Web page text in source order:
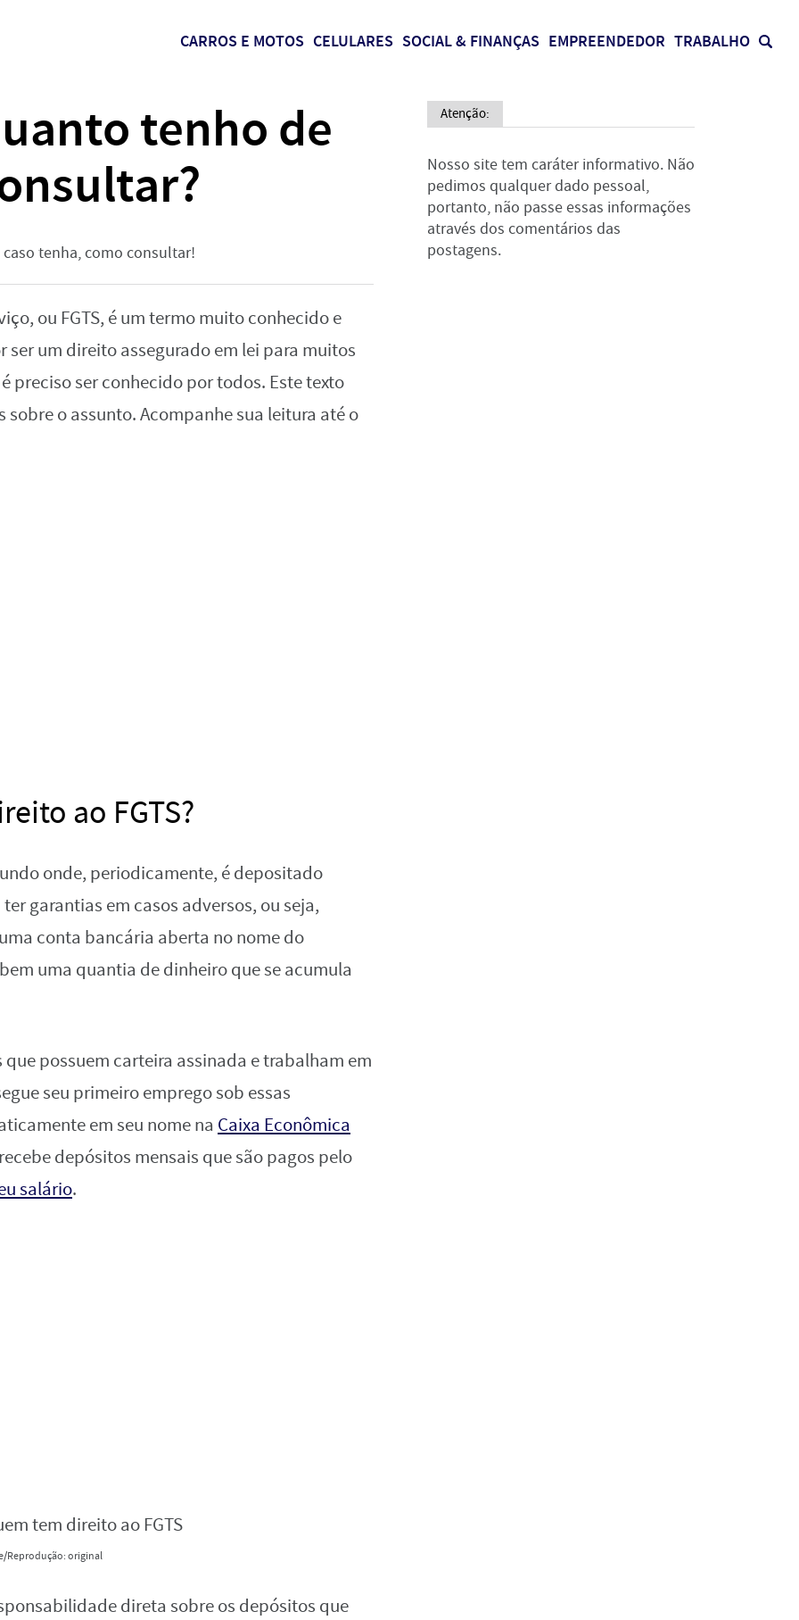
CARROS E MOTOS CELULARES SOCIAL & FINANÇAS EMPREENDEDOR TRABALHO
tenho de
caso tenha, como consultar!
ou FGTS, é um termo muito conhecido e
um direito assegurado em lei para muitos
preciso ser conhecido por todos. Este texto
o assunto. Acompanhe sua leitura até o
ao FGTS?
onde, periodicamente, é depositado
garantias em casos adversos, ou seja,
conta bancária aberta no nome do
uma quantia de dinheiro que se acumula
possuem carteira assinada e trabalham em
seu primeiro emprego sob essas
em seu nome na Caixa Econômica
depósitos mensais que são pagos pelo
salário.
Reprodução: original
direta sobre os depósitos que
Atenção:
Nosso site tem caráter informativo. Não
pedimos qualquer dado pessoal,
portanto, não passe essas informações
através dos comentários das
postagens.